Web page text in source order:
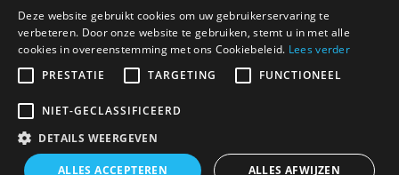
ALGEMENE INFORMATIE
BETAAL- & VERZENDMETHODEN
* Alle prijzen zijn inclusief BTW, exclusief verzendkosten.
Deze website gebruikt cookies om uw gebruikerservaring te
verbeteren. Door onze website te gebruiken, stemt u in met alle
cookies in overeenstemming met ons Cookiebeleid. Lees verder
PRESTATIE
TARGETING FUNCTIONEEL
NIET-GECLASSIFICEERD
DETAILS WEERGEVEN
ALLES ACCEPTEREN ALLES AFWIJZEN